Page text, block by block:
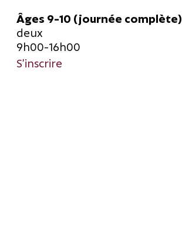
Âges 9-10 (journée complète)
deux
9h00-16h00
S’inscrire